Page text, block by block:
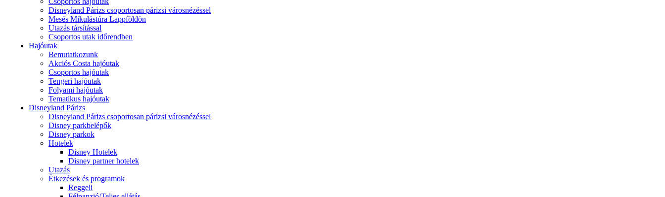
Disneyland Párizs csoportosan párizsi városnézéssel
Mesés Mikulástúra Lappföldön
Utazás társítással
Csoportos utak időrendben
Hajóutak
Bemutatkozunk
Akciós Costa hajóutak
Csoportos hajóutak
Tengeri hajóutak
Folyami hajóutak
Tematikus hajóutak
Disneyland Párizs
Disneyland Párizs csoportosan párizsi városnézéssel
Disney parkbelépők
Disney parkok
Hotelek
Disney Hotelek
Disney partner hotelek
Utazás
Étkezések és programok
Reggeli